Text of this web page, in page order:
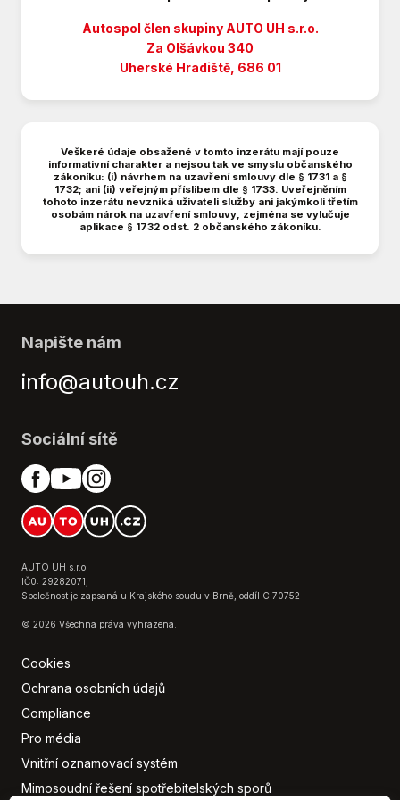
Protiprokluzový systém kol (ASR)
Senzor tlaku v pneumatikách
USB
Vyhřívaná zrcátka
Výsuvné opěrky hlav
Výškově nastavitelné sedadlo řidiče
Autospol člen skupiny AUTO UH s.r.o.
Za Olšávkou 340
Uherské Hradiště, 686 01
Veškeré údaje obsažené v tomto inzerátu mají pouze
informativní charakter a nejsou tak ve smyslu občanského
zákoníku: (i) návrhem na uzavření smlouvy dle § 1731 a §
1732; ani (ii) veřejným příslibem dle § 1733. Uveřejněním
tohoto inzerátu nevzniká uživateli služby ani jakýmkoli třetím
osobám nárok na uzavření smlouvy, zejména se vylučuje
aplikace § 1732 odst. 2 občanského zákoníku.
AUTO UH s.r.o.
IČ0: 29282071,
Společnost je zapsaná u Krajského soudu v Brně, oddíl C 70752
© 2026 Všechna práva vyhrazena.
Cookies
Ochrana osobních údajů
Compliance
Pro média
Vnitřní oznamovací systém
Mimosoudní řešení spotřebitelských sporů
Napište nám
info@autouh.cz
Sociální sítě